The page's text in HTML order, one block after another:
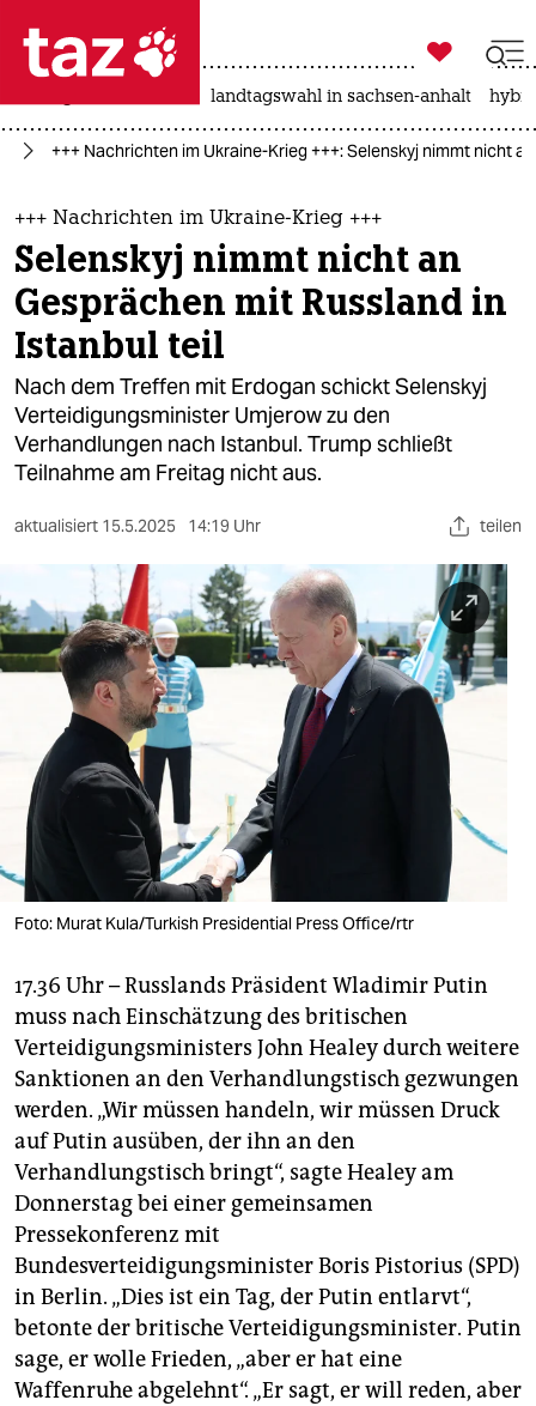
 taz zahl ich
taz zahl ich
themen
politik
öko
gesellschaft
kultur
sport
berlin
nord
wahrheit
verlag
verlag
veranstaltungen
shop
fragen & hilfe
unterstützen
abo
genossenschaft
epaper login

taz zahl ich
landtagswahl in sachsen-anhalt
+++ Nachrichten im Ukraine-Krieg +++: Selenskyj nimmt nicht
+++ Nachrichten im Ukraine-Krieg +++
Selenskyj nimmt nicht an
Gesprächen mit Russland in
Istanbul teil
Nach dem Treffen mit Erdogan schickt Selenskyj
Verteidigungsminister Umjerow zu den
Verhandlungen nach Istanbul. Trump schließt
Teilnahme am Freitag nicht aus.
aktualisiert 15.5.2025 14:19 Uhr teilen
Foto: Murat Kula/Turkish Presidential Press Office/rtr
17.36 Uhr – Russlands Präsident Wladimir Putin
muss nach Einschätzung des britischen
Verteidigungsministers John Healey durch weitere
Sanktionen an den Verhandlungstisch gezwungen
werden. „Wir müssen handeln, wir müssen Druck
auf Putin ausüben, der ihn an den
Verhandlungstisch bringt“, sagte Healey am
Donnerstag bei einer gemeinsamen
Pressekonferenz mit
Bundesverteidigungsminister Boris Pistorius (SPD)
in Berlin. „Dies ist ein Tag, der Putin entlarvt“,
betonte der britische Verteidigungsminister. Putin
sage, er wolle Frieden, „aber er hat eine
Waffenruhe abgelehnt“. „Er sagt, er will reden, aber